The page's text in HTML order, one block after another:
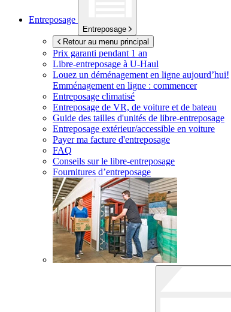
Entreposage
Entreposage
Retour au menu principal
Prix garanti pendant 1 an
Libre-entreposage à U-Haul
Louez un déménagement en ligne aujourd’hui!
Emménagement en ligne : commencer
Entreposage climatisé
Entreposage de VR, de voiture et de bateau
Guide des tailles d'unités de libre-entreposage
Entreposage extérieur/accessible en voiture
Payer ma facture d'entreposage
FAQ
Conseils sur le libre-entreposage
Fournitures d’entreposage